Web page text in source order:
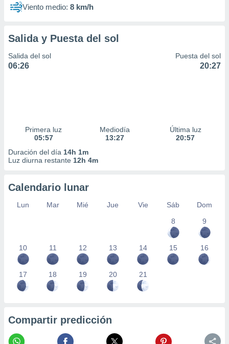
Viento medio: 8 km/h
Salida y Puesta del sol
Salida del sol
06:26
Puesta del sol
20:27
Primera luz
05:57
Mediodía
13:27
Última luz
20:57
Duración del día 14h 1m
Luz diurna restante 12h 4m
Calendario lunar
Lun Mar Mié Jue Vie Sáb
Dom
8
9
10 11 12 13 14 15 16
17 18 19 20 21
Compartir predicción